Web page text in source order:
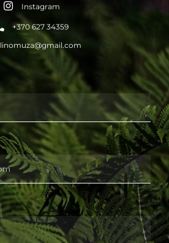
Instagram
+370 627 34359
linomuza@gmail.com